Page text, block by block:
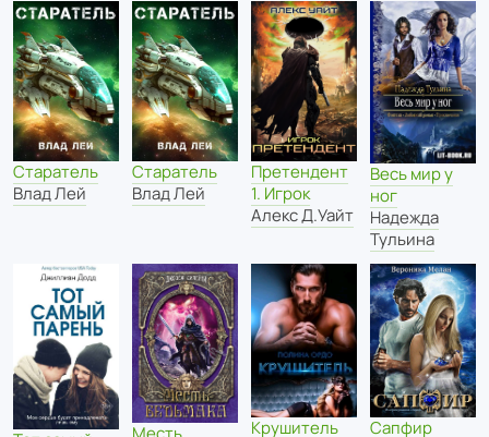
Старатель
Влад Лей
Старатель
Влад Лей
Претендент
1. Игрок
Алекс Д.Уайт
Весь мир у
ног
Надежда
Тульина
Крушитель
Сапфир